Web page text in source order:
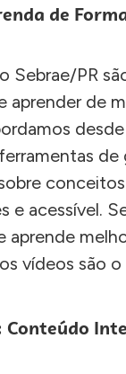
de
Sebrae/PR
aprender de
e acessível.
aprende
vídeos são
Conteúdo